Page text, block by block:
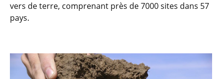
vers de terre, comprenant près de 7000 sites dans 57
pays.